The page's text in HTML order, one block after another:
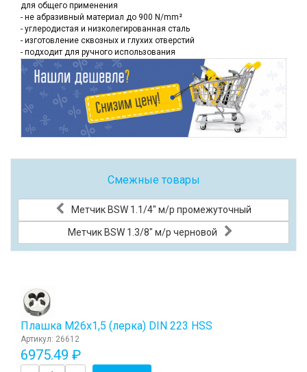
для общего применения
- не абразивный материал до 900 N/mm²
- углеродистая и низколегированная сталь
- изготовление сквозных и глухих отверстий
- подходит для ручного использования
Смежные товары
Метчик BSW 1.1/4" м/р промежуточный
Метчик BSW 1.3/8" м/р черновой
Плашка М26x1,5 (лерка) DIN 223 HSS
Артикул: 26612
6975.49 ₽